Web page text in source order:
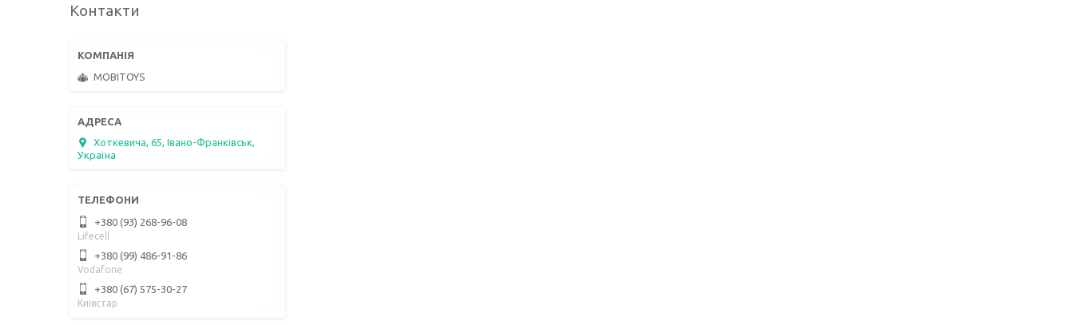
Контакти
MOBITOYS
Хоткевича, 65, Івано-Франківськ,
Україна
+380 (93) 268-96-08
Lifecell
+380 (99) 486-91-86
Vodafone
+380 (67) 575-30-27
Київстар